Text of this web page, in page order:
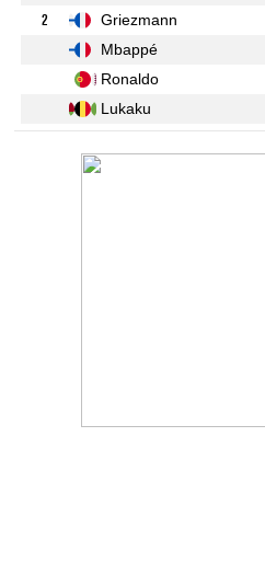
2
Griezmann
Mbappé
Ronaldo
Lukaku